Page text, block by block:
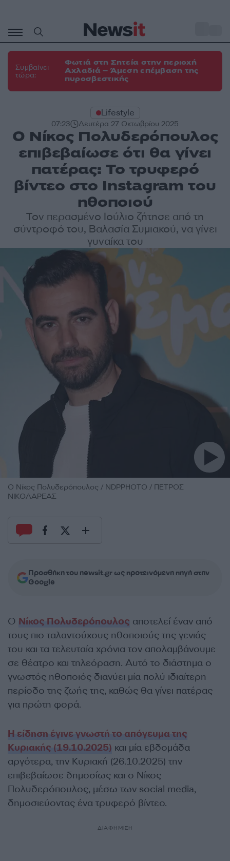
περιεχόμενο
Συμβαίνει
τώρα:
Φωτιά στη Σητεία στην περιοχή
Αχλαδιά – Άμεση επέμβαση της
πυροσβεστικής
Lifestyle
07:23 Δευτέρα 27 Οκτωβρίου 2025
Ο Νίκος Πολυδερόπουλος
επιβεβαίωσε ότι θα γίνει
πατέρας: Το τρυφερό
βίντεο στο Instagram του
ηθοποιού
Τον περασμένο Ιούλιο ζήτησε από τη
σύντροφό του, Βαλασία Συμιακού, να γίνει
γυναίκα του
O Νίκος Πολυδερόπουλος / NDPPHOTO / ΠΕΤΡΟΣ
ΝΙΚΟΛΑΡΕΑΣ
Προσθήκη του newsit.gr ως προτεινόμενη πηγή στην
Google
Ο Νίκος Πολυδερόπουλος αποτελεί έναν από
τους πιο ταλαντούχους ηθοποιούς της γενιάς
του και τα τελευταία χρόνια τον απολαμβάνουμε
σε θέατρο και τηλεόραση. Αυτό το διάστημα ο
γνωστός ηθοποιός διανύει μία πολύ ιδιαίτερη
περίοδο της ζωής της, καθώς θα γίνει πατέρας
για πρώτη φορά.
Η είδηση έγινε γνωστή το απόγευμα της
Κυριακής (19.10.2025) και μία εβδομάδα
αργότερα, την Κυριακή (26.10.2025) την
επιβεβαίωσε δημοσίως και ο Νίκος
Πολυδερόπουλος, μέσω των social media,
δημοσιεύοντας ένα τρυφερό βίντεο.
ΔΙΑΦΗΜΙΣΗ